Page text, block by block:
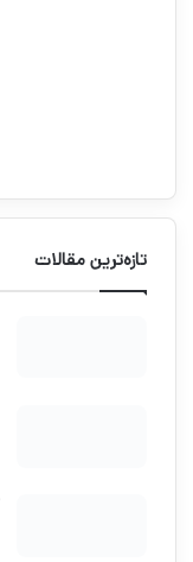
تازه‌ترین مقالات